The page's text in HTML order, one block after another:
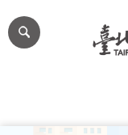
跳到主要內容區塊